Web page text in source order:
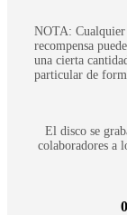
NOTA: Cualquier
recompensa
una cierta
particular de
El disco se
colaboradores a